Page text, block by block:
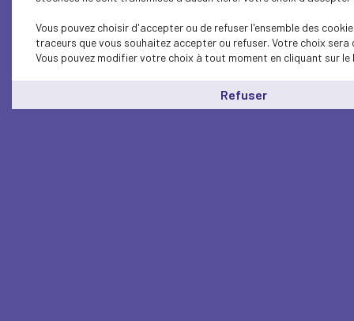
Vous pouvez choisir d'accepter ou de refuser l'ensemble des
traceurs que vous souhaitez accepter ou refuser. Votre choix
Vous pouvez modifier votre choix à tout moment en cliquant sur le
Refuser